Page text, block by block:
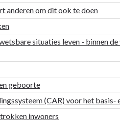
anderen om dit ook te doen
situaties leven - binnen
geboorte
(CAR) voor het basis-
inwoners